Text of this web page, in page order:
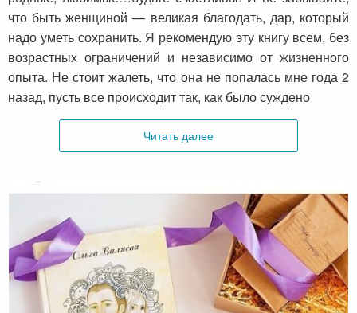
что быть женщиной — великая благодать, дар, который
надо уметь сохранить. Я рекомендую эту книгу всем, без
возрастных ограничений и независимо от жизненного
опыта. Не стоит жалеть, что она не попалась мне года 2
назад, пусть все происходит так, как было суждено
Читать далее